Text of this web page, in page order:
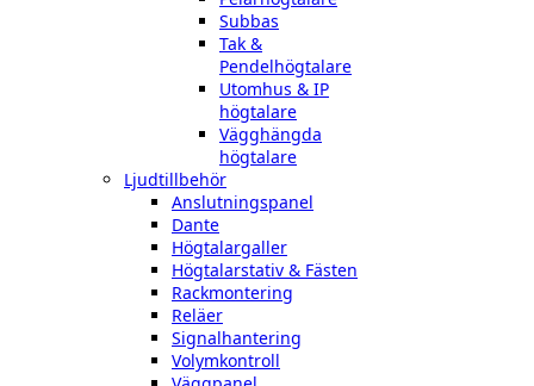
Subbas
Tak &
Pendelhögtalare
Utomhus & IP
högtalare
Vägghängda
högtalare
Ljudtillbehör
Anslutningspanel
Dante
Högtalargaller
Högtalarstativ & Fästen
Rackmontering
Reläer
Signalhantering
Volymkontroll